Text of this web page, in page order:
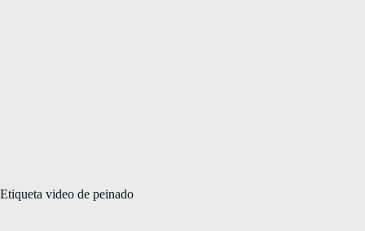
Etiqueta video de peinado